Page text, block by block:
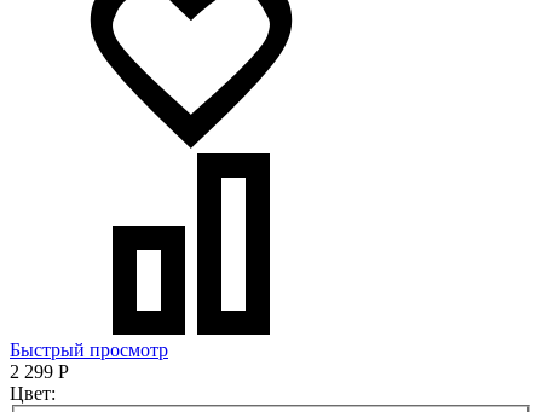
Быстрый просмотр
2 299 Р
Цвет: